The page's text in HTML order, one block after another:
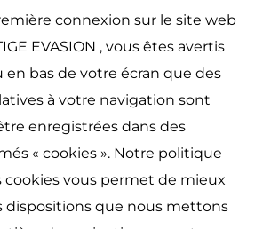
connexion sur le site web
EVASION , vous êtes avertis
en bas de votre écran que des
à votre navigation sont
enregistrées dans des
« cookies ». Notre politique
cookies vous permet de mieux
dispositions que nous mettons